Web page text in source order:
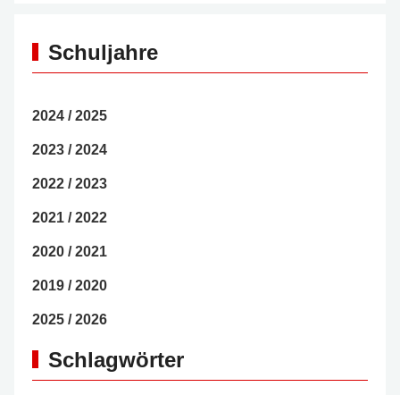
Schuljahre
2024 / 2025
2023 / 2024
2022 / 2023
2021 / 2022
2020 / 2021
2019 / 2020
2025 / 2026
Schlagwörter